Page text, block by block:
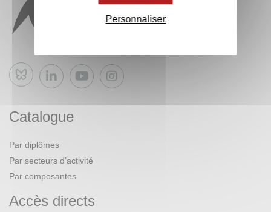
Bluesky
Catalogue
Par diplômes
Par secteurs d’activité
Par composantes
Accès directs
Personnaliser